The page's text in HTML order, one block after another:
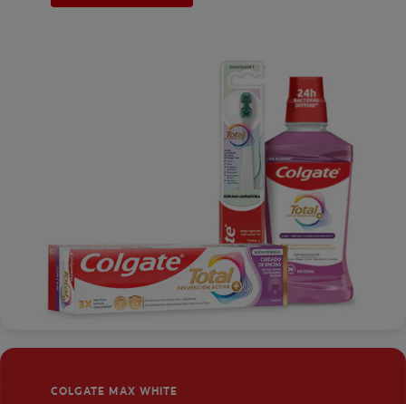
COLGATE MAX WHITE